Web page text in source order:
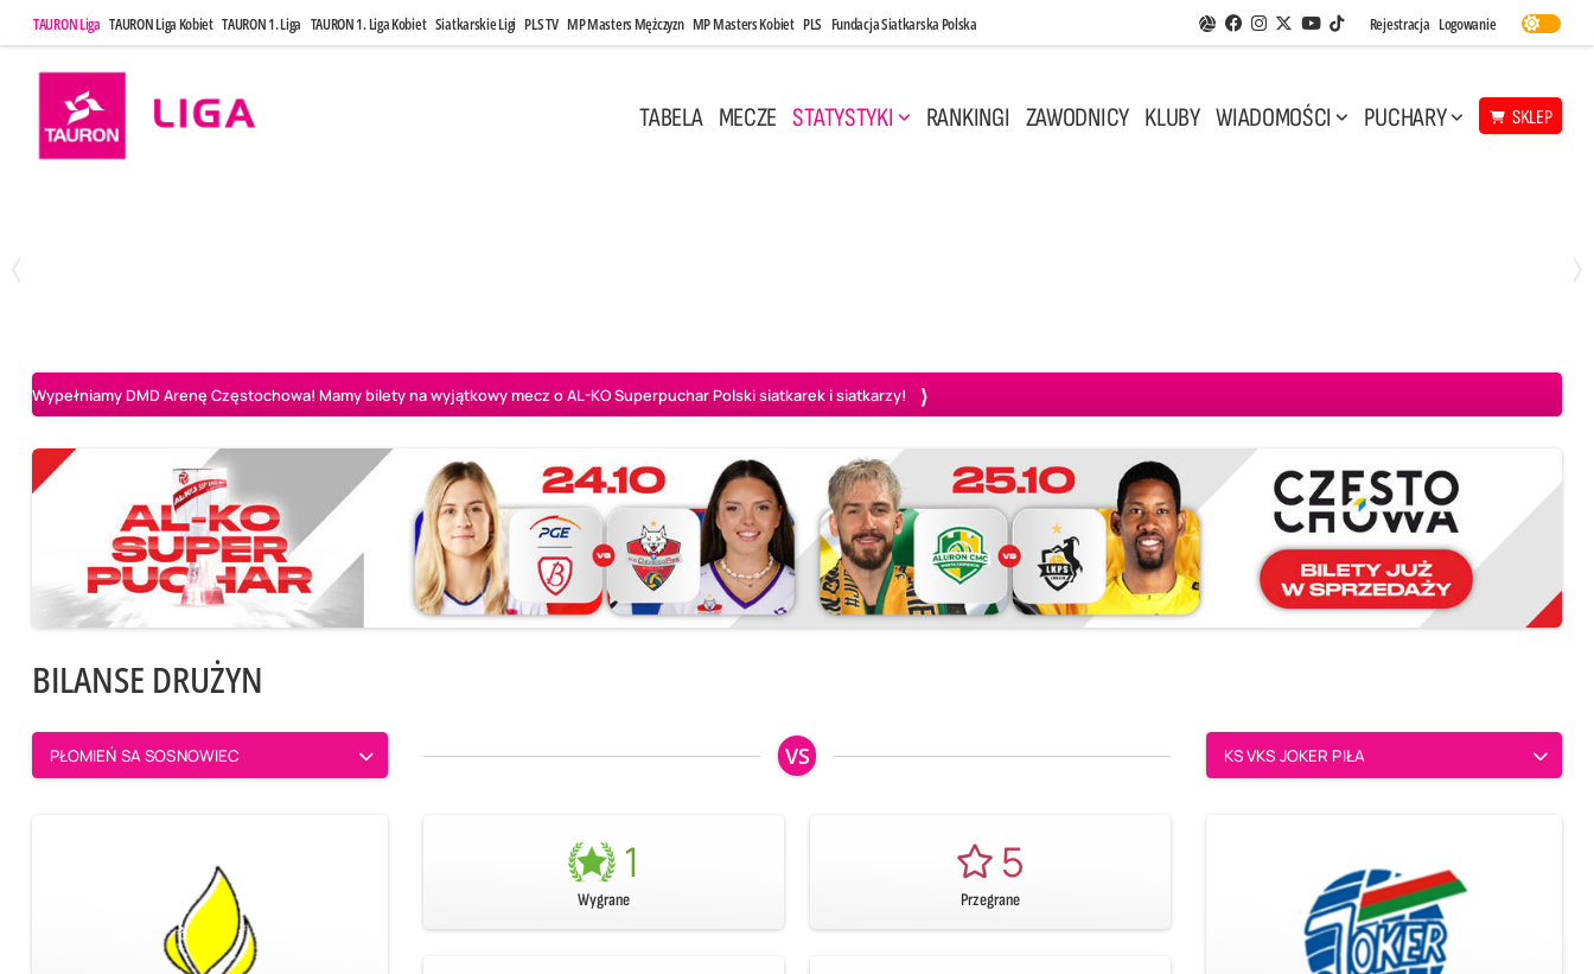
TAURON Liga TAURON Liga Kobiet TAURON 1. Liga TAURON 1. Liga Kobiet Siatkarskie Ligi PLS TV MP Masters Mężczyzn MP Masters Kobiet PLS Fundacja Siatkarska Polska Aplikacja Siatkarskie Ligi
Facebook
Instagram
Twitter
Youtube
TikTok
Rejestracja Logowanie
TABELA MECZE STATYSTYKI RANKINGI ZAWODNICY KLUBY WIADOMOŚCI PUCHARY SKLEP
Wypełniamy DMD Arenę Częstochowa! Mamy bilety na wyjątkowy mecz o AL-KO Superpuchar Polski siatkarek i siatkarzy!
BILANSE DRUŻYN
PŁOMIEŃ SA SOSNOWIEC VS KS VKS JOKER PIŁA
1
Wygrane
5
Przegrane